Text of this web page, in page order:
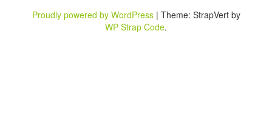
Proudly powered by WordPress | Theme: StrapVert by
WP Strap Code.